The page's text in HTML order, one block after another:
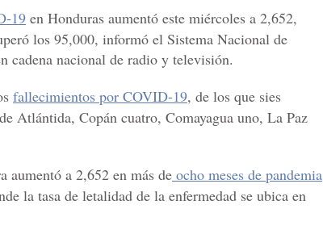
19 en Honduras aumentó este miércoles a 2,652,
los 95,000, informó el Sistema Nacional de
cadena nacional de radio y televisión.
fallecimientos por COVID-19, de los que sies
Atlántida, Copán cuatro, Comayagua uno, La Paz
aumentó a 2,652 en más de ocho meses de pandemia
la tasa de letalidad de la enfermedad se ubica en